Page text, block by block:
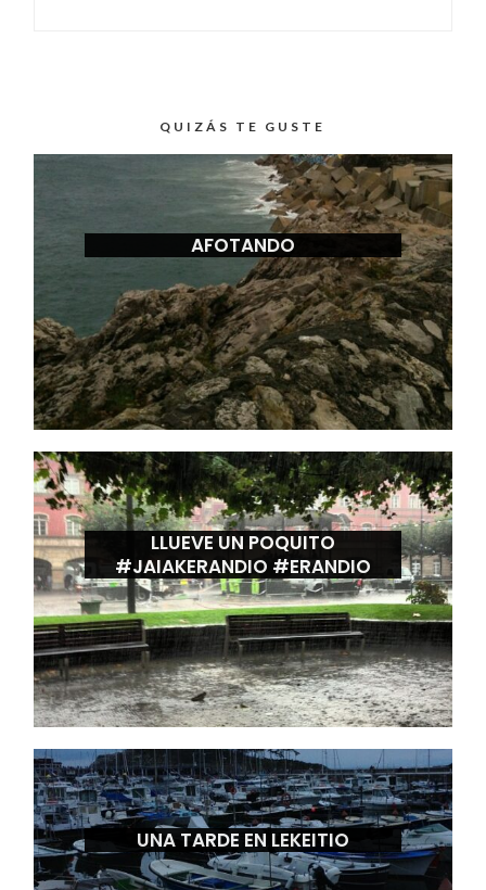
QUIZÁS TE GUSTE
AFOTANDO
LLUEVE UN POQUITO
#JAIAKERANDIO #ERANDIO
UNA TARDE EN LEKEITIO